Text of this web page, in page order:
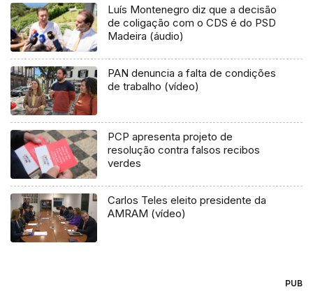
Luís Montenegro diz que a decisão
de coligação com o CDS é do PSD
Madeira (áudio)
PAN denuncia a falta de condições
de trabalho (vídeo)
PCP apresenta projeto de
resolução contra falsos recibos
verdes
Carlos Teles eleito presidente da
AMRAM (vídeo)
PUB